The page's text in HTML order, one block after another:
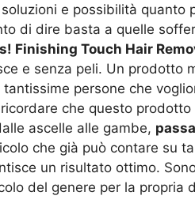
e possibilità quanto
di dire basta a quelle
Finishing Touch Hair
e senza peli. Un prodotto
persone che
che questo prodotto
ascelle alle gambe,
che già può contare su
un risultato ottimo.
del genere per la propria